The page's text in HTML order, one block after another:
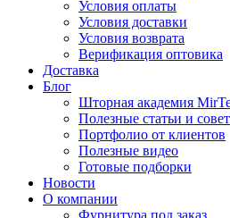
Условия оплаты
Условия доставки
Условия возврата
Верификация оптовика
Доставка
Блог
Шторная академия
Полезные статьи и
Портфолио от клиентов
Полезные видео
Готовые подборки
Новости
О компании
Фурнитура под заказ